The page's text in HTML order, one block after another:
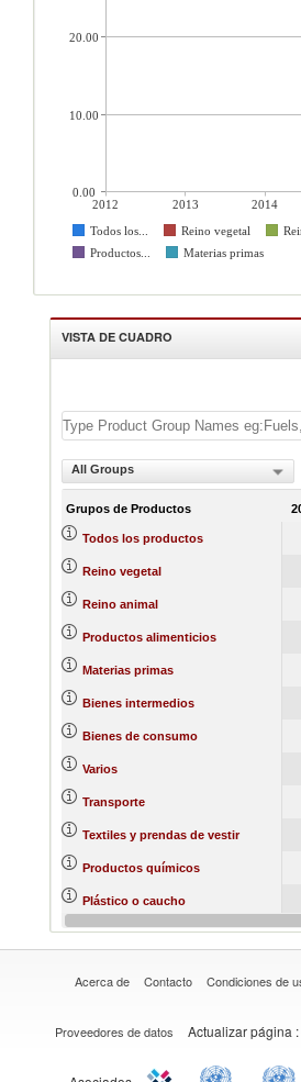
2012 2013 2014
Todos los...
Reino vegetal
Productos...
Materias primas
20.00
10.00
0.00
VISTA DE CUADRO
All Groups
Grupos de Productos
Todos los productos
Reino vegetal
Reino animal
Productos alimenticios
Materias primas
Bienes intermedios
Bienes de consumo
Varios
Transporte
Textiles y prendas de vestir
Productos químicos
Plástico o caucho
Piedras y vidrio
Acerca de Contacto Condiciones de
Proveedores de datos Actualizar página